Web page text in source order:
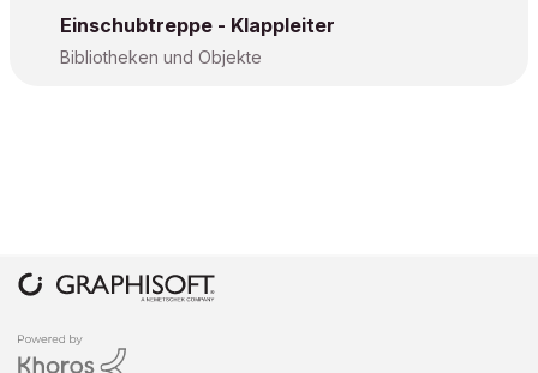
Einschubtreppe - Klappleiter
Bibliotheken und Objekte